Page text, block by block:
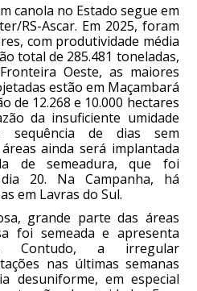
canola no Estado segue em
RS-Ascar. Em 2025, foram
com produtividade média
total de 285.481 toneladas,
Oeste, as maiores
estão em Maçambará
de 12.268 e 10.000 hectares
da insuficiente umidade
de dias sem
ainda será implantada
de semeadura, que foi
20. Na Campanha, há
em Lavras do Sul.
grande parte das áreas
foi semeada e apresenta
Contudo, a irregular
nas últimas semanas
desuniforme, em especial